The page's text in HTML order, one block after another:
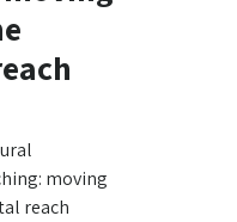
moving
reach